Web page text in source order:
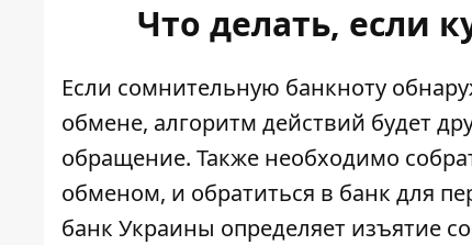
Что делать, если
Если сомнительную банкноту
обмене, алгоритм действий будет
обращение. Также необходимо
обменом, и обратиться в банк для
банк Украины определяет изъятие